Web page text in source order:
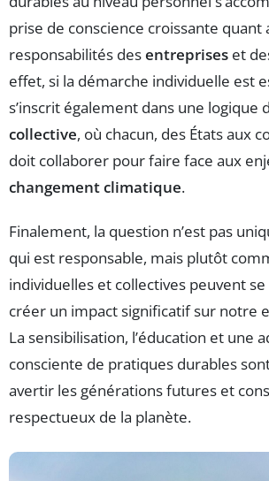
prise de conscience croissante quant
responsabilités desentreprises et
effet, si la démarche individuelle est
s’inscrit également dans une logique
collective, où chacun, des États aux
doit collaborer pour faire face aux
changement climatique.
Finalement, la question n’est pas
qui est responsable, mais plutôt
individuelles et collectives peuvent
créer un impact significatif sur notre
La sensibilisation, l’éducation et une
consciente de pratiques durables
avertir les générations futures et
respectueux de la planète.